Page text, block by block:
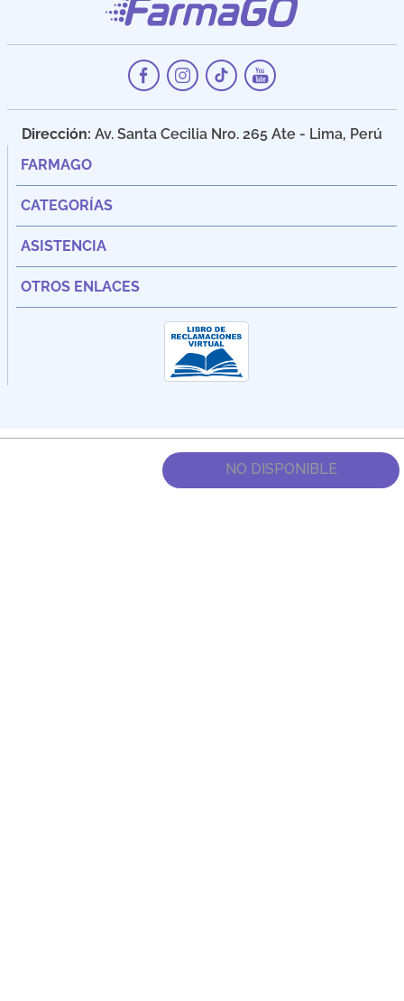
NO DISPONIBLE
Dirección: Av. Santa Cecilia Nro. 265 Ate - Lima, Perú
FARMAGO
CATEGORÍAS
ASISTENCIA
OTROS ENLACES